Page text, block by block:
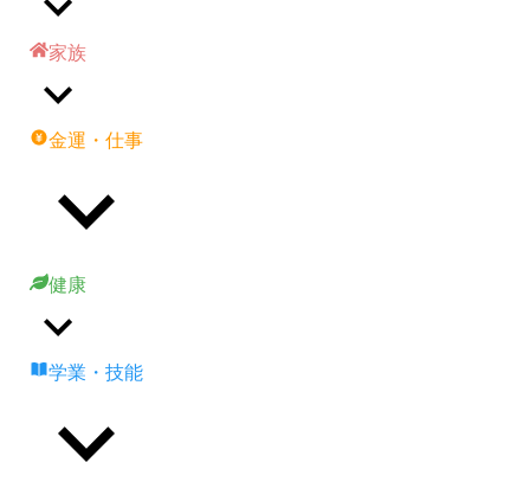
家族
金運・仕事
健康
学業・技能